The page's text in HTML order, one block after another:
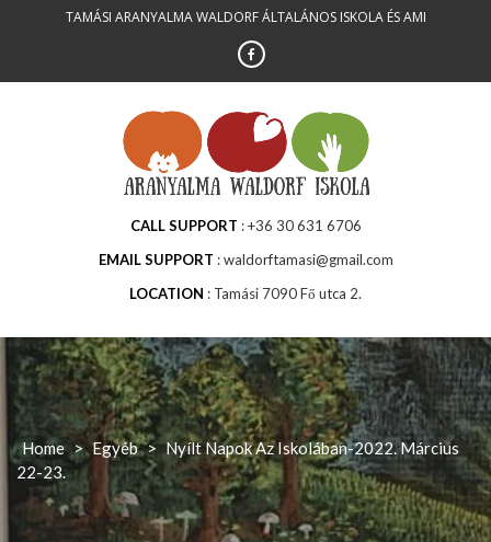
TAMÁSI ARANYALMA WALDORF ÁLTALÁNOS ISKOLA ÉS AMI
CALL SUPPORT
+36 30 631 6706
EMAIL SUPPORT
waldorftamasi@gmail.com
LOCATION
Tamási 7090 Fő utca 2.
Home > Egyéb > Nyílt Napok Az Iskolában-2022. Március
22-23.